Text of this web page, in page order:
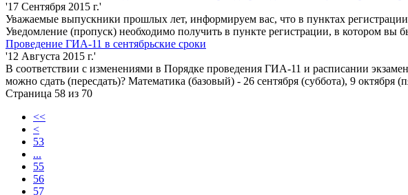
'17 Сентября 2015 г.'
Уважаемые выпускники прошлых лет, информируем вас, что в пунктах
Уведомление (пропуск) необходимо получить в пункте регистрации, в котором вы
Проведение ГИА-11 в сентябрьские сроки
'12 Августа 2015 г.'
В соответствии с изменениями в Порядке проведения ГИА-11 и расписании
можно сдать (пересдать)? Математика (базовый) - 26 сентября (суббота), 9
Страница 58 из 70
<<
<
53
...
55
56
57